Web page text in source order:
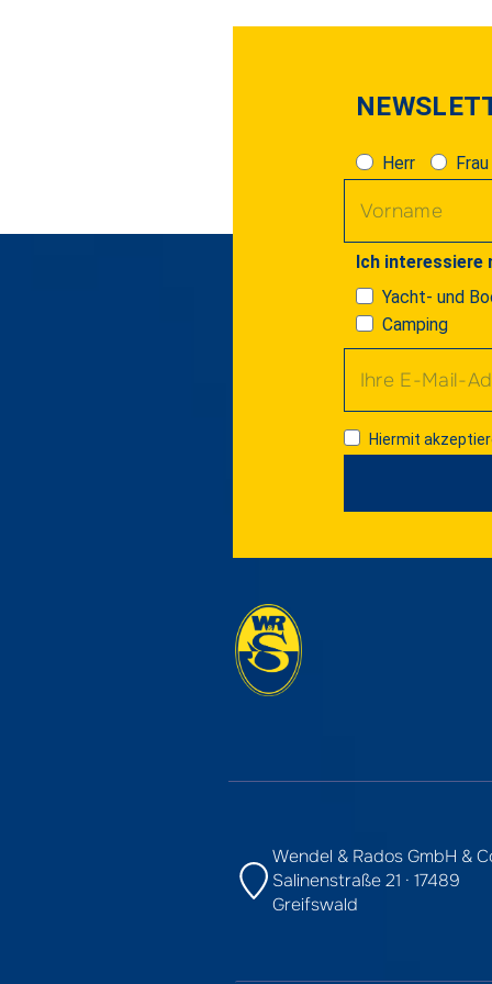
Herr Frau
Ich interessiere
Yacht- und
Camping
Hiermit
Wendel & Rados GmbH &
Salinenstraße 21 · 17489
Greifswald